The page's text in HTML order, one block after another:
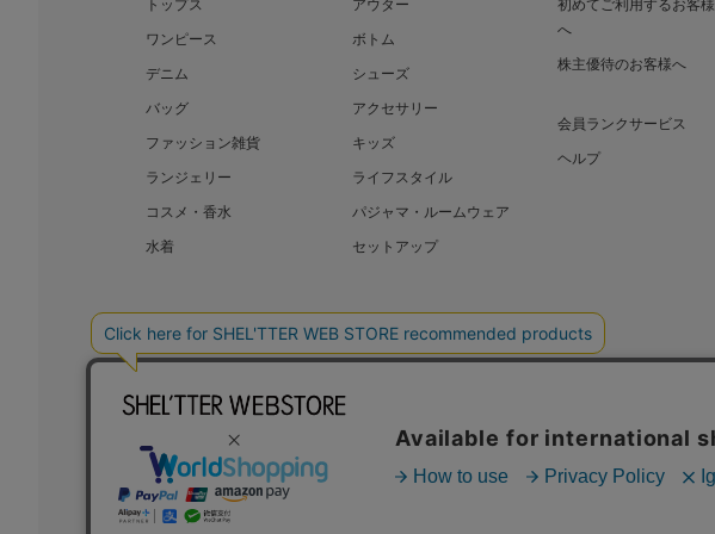
トップス
アウター
ワンピース
ボトム
デニム
シューズ
バッグ
アクセサリー
ファッション雑貨
キッズ
ランジェリー
ライフスタイル
コスメ・香水
パジャマ・ルームウェア
水着
セットアップ
初めてご利用するお客様
へ
株主優待のお客様へ
会員ランクサービス
ヘルプ
BAROQUE JAPAN LIMITED SHEL’TTER GREEN
COPYRIGHT © BAROQUE JAPAN LIMITED ALL RIGHTS RESERVED.